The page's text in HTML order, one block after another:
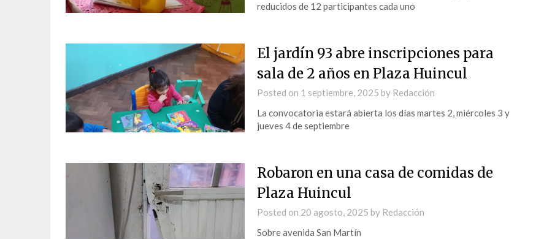
reducidos de 12 participantes cada uno
El jardín 93 abre inscripciones para
sala de 2 años en Plaza Huincul
Posted on 1 septiembre, 2025 by Redacción
La convocatoria estará abierta los días martes 2, miércoles 3 y
jueves 4 de septiembre
Robaron en una casa de comidas de
Plaza Huincul
Posted on 20 agosto, 2025 by Redacción
Sobre avenida San Martín